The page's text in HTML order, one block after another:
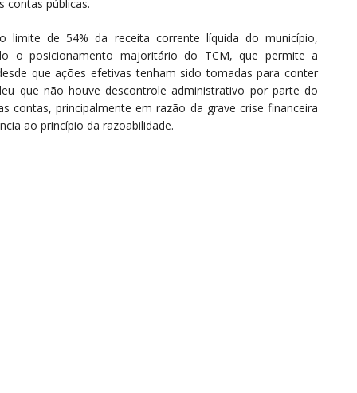
contas públicas.
limite de 54% da receita corrente líquida do município,
o posicionamento majoritário do TCM, que permite a
que ações efetivas tenham sido tomadas para conter
que não houve descontrole administrativo por parte do
contas, principalmente em razão da grave crise financeira
ao princípio da razoabilidade.